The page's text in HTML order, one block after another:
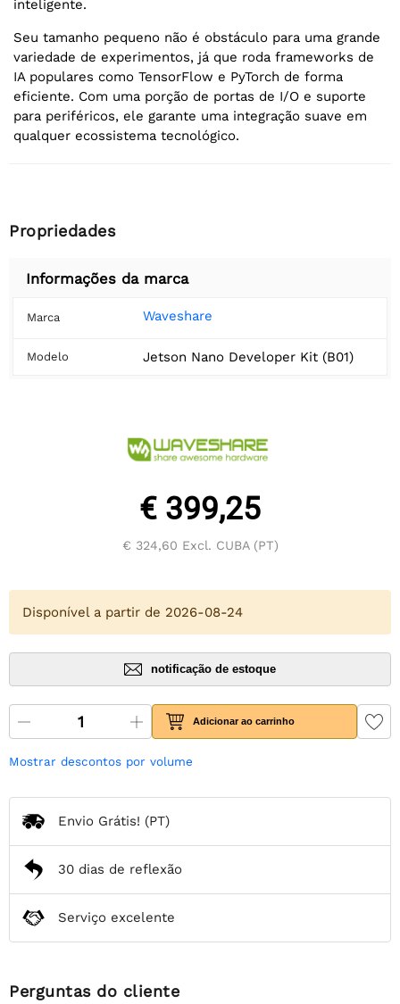
inteligente.
Seu tamanho pequeno não é obstáculo para uma grande
variedade de experimentos, já que roda frameworks de
IA populares como TensorFlow e PyTorch de forma
eficiente. Com uma porção de portas de I/O e suporte
para periféricos, ele garante uma integração suave em
qualquer ecossistema tecnológico.
Propriedades
Informações da marca
Marca Waveshare
Modelo Jetson Nano Developer Kit (B01)
€ 399,25
€ 324,60 Excl. CUBA (PT)
Disponível a partir de 2026-08-24
notificação de estoque
Adicionar ao carrinho
Mostrar descontos por volume
Envio Grátis! (PT)
30 dias de reflexão
Serviço excelente
Perguntas do cliente